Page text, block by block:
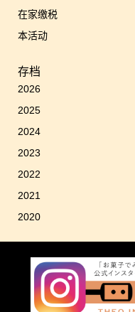
在家缴税
本活动
存档
2026
2025
2024
2023
2022
2021
2020